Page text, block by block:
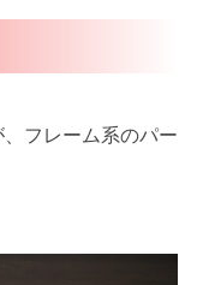
フレーム系のパー